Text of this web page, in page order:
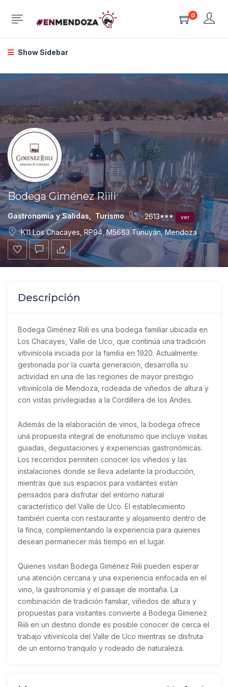
0
Show Sidebar
Bodega Giménez Riili
Gastronomia y Salidas Turismo 2613*** ver
K11 Los Chacayes, RP94, M5663 Tunuyán, Mendoza
Descripción
Bodega Giménez Riili es una bodega familiar ubicada en
Los Chacayes, Valle de Uco, que continúa una tradición
vitivinícola iniciada por la familia en 1920. Actualmente
gestionada por la cuarta generación, desarrolla su
actividad en una de las regiones de mayor prestigio
vitivinícola de Mendoza, rodeada de viñedos de altura y
con vistas privilegiadas a la Cordillera de los Andes.
Además de la elaboración de vinos, la bodega ofrece
una propuesta integral de enoturismo que incluye visitas
guiadas, degustaciones y experiencias gastronómicas.
Los recorridos permiten conocer los viñedos y las
instalaciones donde se lleva adelante la producción,
mientras que sus espacios para visitantes están
pensados para disfrutar del entorno natural
característico del Valle de Uco. El establecimiento
también cuenta con restaurante y alojamiento dentro de
la finca, complementando la experiencia para quienes
desean permanecer más tiempo en el lugar.
Quienes visitan Bodega Giménez Riili pueden esperar
una atención cercana y una experiencia enfocada en el
vino, la gastronomía y el paisaje de montaña. La
combinación de tradición familiar, viñedos de altura y
propuestas para visitantes convierte a Bodega Gimenez
Riili en un destino donde es posible conocer de cerca el
trabajo vitivinícola del Valle de Uco mientras se disfruta
de un entorno tranquilo y rodeado de naturaleza.